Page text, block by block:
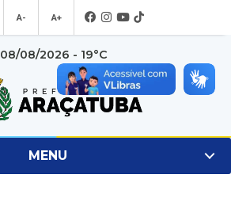
A- A+
08/08/2026 - 19°C
MENU